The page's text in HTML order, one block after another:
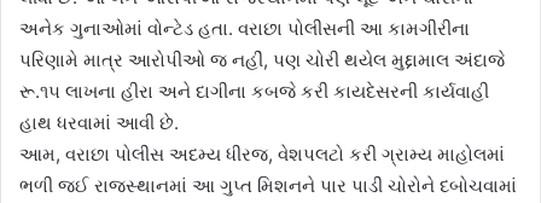
અનેક ગુનાઓમાં વોન્ટેડ હતા. વરાછા પોલીસની આ કામગીરીના
પરિણામે માત્ર આરોપીઓ જ નહીં, પણ ચોરી થયેલ મુદ્દામાલ અંદાજે
રૂ.૧૫ લાખના હીરા અને દાગીના કબજે કરી કાયદેસરની કાર્યવાહી
હાથ ધરવામાં આવી છે.
આમ, વરાછા પોલીસ અદમ્ય ધીરજ, વેશપલટો કરી ગ્રામ્ય માહોલમાં
ભળી જઈ રાજસ્થાનમાં આ ગુપ્ત મિશનને પાર પાડી ચોરોને દબોચવામાં